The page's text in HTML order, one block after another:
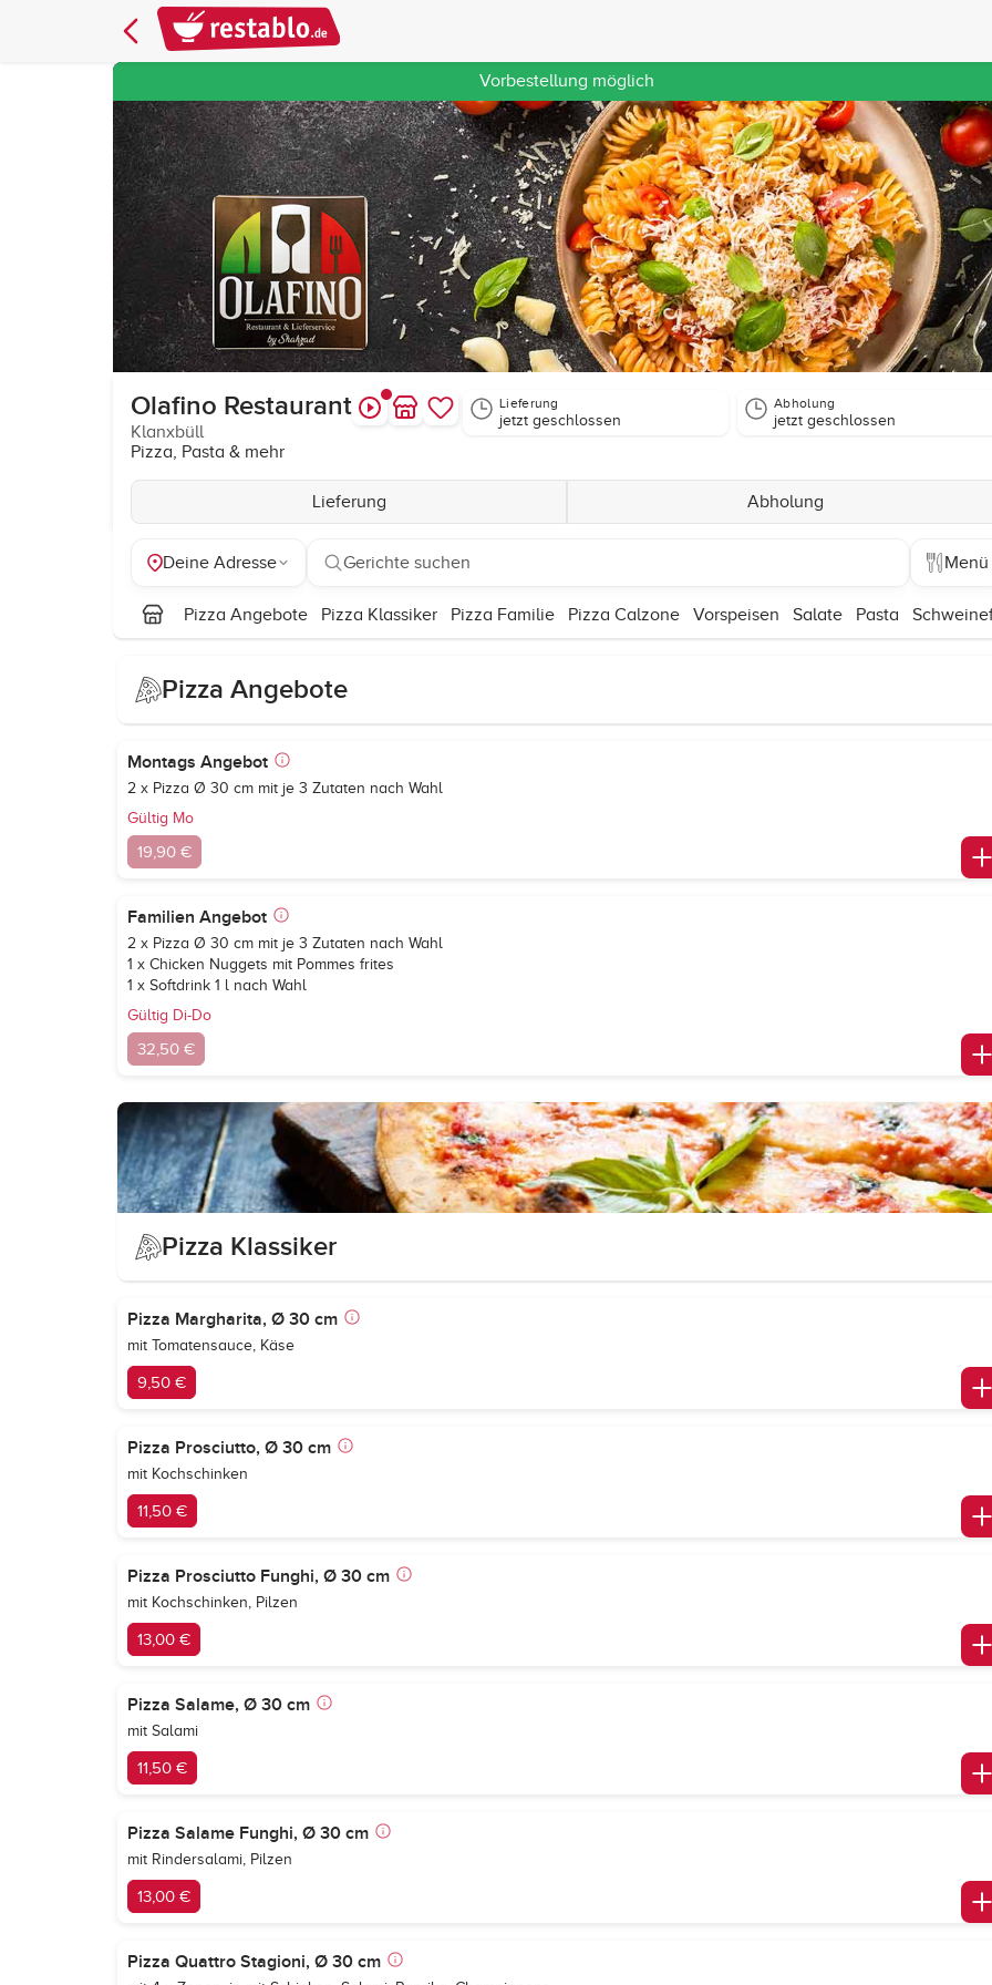
Vorbestellung möglich
Olafino Restaurant
Klanxbüll
Pizza, Pasta & mehr
Lieferung
jetzt geschlossen
Abholung
jetzt geschlossen
Lieferung Abholung
Deine Adresse Gerichte suchen Menü
Pizza Angebote Pizza Klassiker Pizza Familie Pizza Calzone Vorspeisen Salate Pasta
Pizza Angebote
Montags Angebot
2 x Pizza Ø 30 cm mit je 3 Zutaten nach Wahl
Gültig Mo
19,90 €
Familien Angebot
2 x Pizza Ø 30 cm mit je 3 Zutaten nach Wahl
1 x Chicken Nuggets mit Pommes frites
1 x Softdrink 1 l nach Wahl
Gültig Di-Do
32,50 €
Pizza Klassiker
Pizza Margharita, Ø 30 cm
mit Tomatensauce, Käse
9,50 €
Pizza Prosciutto, Ø 30 cm
mit Kochschinken
11,50 €
Pizza Prosciutto Funghi, Ø 30 cm
mit Kochschinken, Pilzen
13,00 €
Pizza Salame, Ø 30 cm
mit Salami
11,50 €
Pizza Salame Funghi, Ø 30 cm
mit Rindersalami, Pilzen
13,00 €
Pizza Quattro Stagioni, Ø 30 cm